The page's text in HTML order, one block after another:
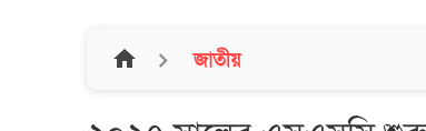
home জাতীয়